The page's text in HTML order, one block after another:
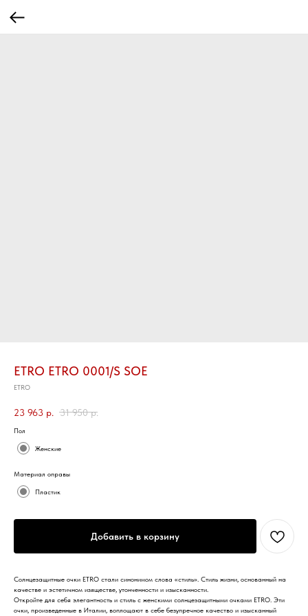
ETRO ETRO 0001/S SOE
ETRO
23 963 р. 31 950 р.
Пол
Женские
Материал оправы
Пластик
Добавить в корзину
Солнцезащитные очки ETRO стали синонимом слова «стиль». Стиль жизни, основанный на
качестве и эстетичном изяществе, утонченности и изысканности.
Откройте для себя элегантность и стиль с женскими солнцезащитными очками ETRO. Эти
очки, произведенные в Италии, воплощают в себе безупречное качество и изысканный